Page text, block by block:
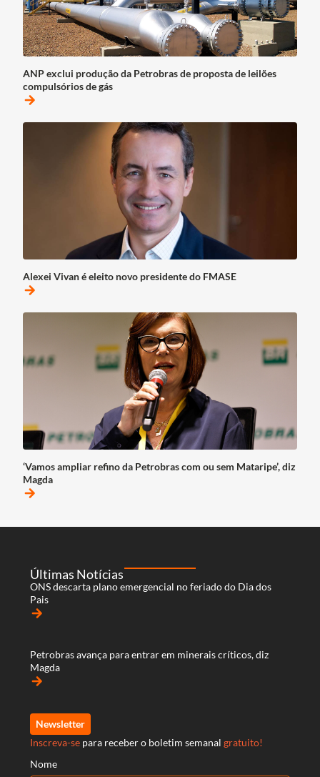
ANP exclui produção da Petrobras de proposta de leilões
compulsórios de gás
arrow_forward
Alexei Vivan é eleito novo presidente do FMASE
arrow_forward
‘Vamos ampliar refino da Petrobras com ou sem Mataripe’, diz
Magda
arrow_forward
Últimas Notícias
ONS descarta plano emergencial no feriado do Dia dos
Pais
arrow_forward
Petrobras avança para entrar em minerais críticos, diz
Magda
arrow_forward
Newsletter
Inscreva-se para receber o boletim semanal gratuito!
Nome